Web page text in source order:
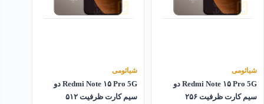
شیائومی
Redmi Note ۱۵ Pro 5G دو
سیم کارت ظرفیت ۲۵۶
شیائومی
Redmi Note ۱۵ Pro 5G دو
سیم کارت ظرفیت ۵۱۲